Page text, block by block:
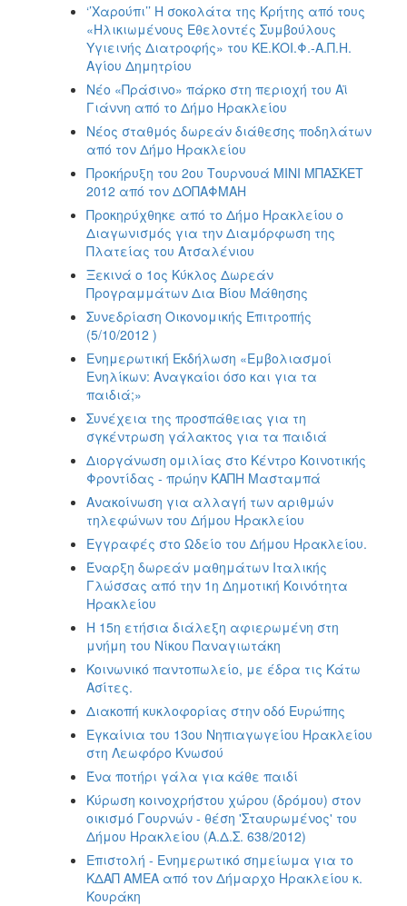
‘’Χαρούπι’’ Η σοκολάτα της Κρήτης από τους
«Ηλικιωμένους Εθελοντές Συμβούλους
Υγιεινής Διατροφής» του ΚΕ.ΚΟΙ.Φ.-Α.Π.Η.
Αγίου Δημητρίου
Νέο «Πράσινο» πάρκο στη περιοχή του Αϊ
Γιάννη από το Δήμο Ηρακλείου
Νέος σταθμός δωρεάν διάθεσης ποδηλάτων
από τον Δήμο Ηρακλείου
Προκήρυξη του 2ου Τουρνουά ΜΙΝΙ ΜΠΑΣΚΕΤ
2012 από τον ΔΟΠΑΦΜΑΗ
Προκηρύχθηκε από το Δήμο Ηρακλείου ο
Διαγωνισμός για την Διαμόρφωση της
Πλατείας του Ατσαλένιου
Ξεκινά ο 1ος Κύκλος Δωρεάν
Προγραμμάτων Δια Βίου Μάθησης
Συνεδρίαση Οικονομικής Επιτροπής
(5/10/2012 )
Ενημερωτική Εκδήλωση «Εμβολιασμοί
Ενηλίκων: Αναγκαίοι όσο και για τα
παιδιά;»
Συνέχεια της προσπάθειας για τη
σγκέντρωση γάλακτος για τα παιδιά
Διοργάνωση ομιλίας στο Κέντρο Κοινοτικής
Φροντίδας - πρώην ΚΑΠΗ Μασταμπά
Ανακοίνωση για αλλαγή των αριθμών
τηλεφώνων του Δήμου Ηρακλείου
Εγγραφές στο Ωδείο του Δήμου Ηρακλείου.
Έναρξη δωρεάν μαθημάτων Ιταλικής
Γλώσσας από την 1η Δημοτική Κοινότητα
Ηρακλείου
Η 15η ετήσια διάλεξη αφιερωμένη στη
μνήμη του Νίκου Παναγιωτάκη
Κοινωνικό παντοπωλείο, με έδρα τις Κάτω
Ασίτες.
Διακοπή κυκλοφορίας στην οδό Ευρώπης
Εγκαίνια του 13ου Νηπιαγωγείου Ηρακλείου
στη Λεωφόρο Κνωσού
Ένα ποτήρι γάλα για κάθε παιδί
Κύρωση κοινοχρήστου χώρου (δρόμου) στον
οικισμό Γουρνών - θέση 'Σταυρωμένος' του
Δήμου Ηρακλείου (Α.Δ.Σ. 638/2012)
Επιστολή - Ενημερωτικό σημείωμα για το
ΚΔΑΠ ΑΜΕΑ από τον Δήμαρχο Ηρακλείου κ.
Κουράκη